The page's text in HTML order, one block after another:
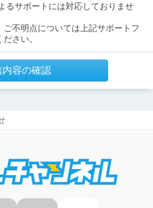
るサポートには対応しておりませ
不明点については上記サポートフ
さい。
内容の確認